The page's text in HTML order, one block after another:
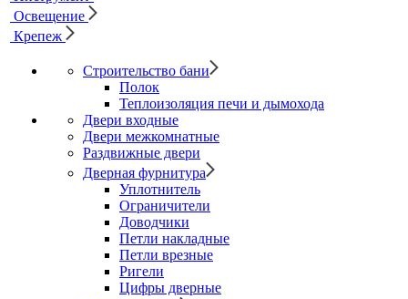
Освещение
Крепеж
Строительство бани
Полок
Теплоизоляция печи и дымохода
Двери входные
Двери межкомнатные
Раздвижные двери
Дверная фурнитура
Уплотнитель
Ограничители
Доводчики
Петли накладные
Петли врезные
Ригели
Цифры дверные